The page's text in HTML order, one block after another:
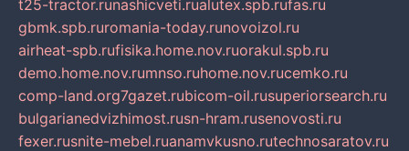
t25-tractor.runashicveti.rualutex.spb.rufas.ru
gbmk.spb.ruromania-today.runovoizol.ru
airheat-spb.rufisika.home.nov.ruorakul.spb.ru
demo.home.nov.rumnso.ruhome.nov.rucemko.ru
comp-land.org7gazet.rubicom-oil.rusuperiorsearch.ru
bulgarianedvizhimost.rusn-hram.rusenovosti.ru
fexer.rusnite-mebel.ruanamvkusno.rutechnosaratov.ru